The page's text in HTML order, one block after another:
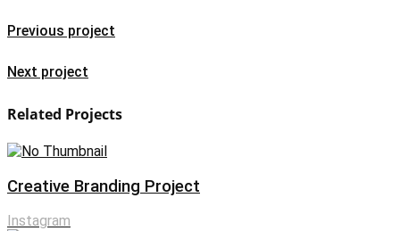
Previous project
Next project
Related Projects
Creative Branding Project
Instagram